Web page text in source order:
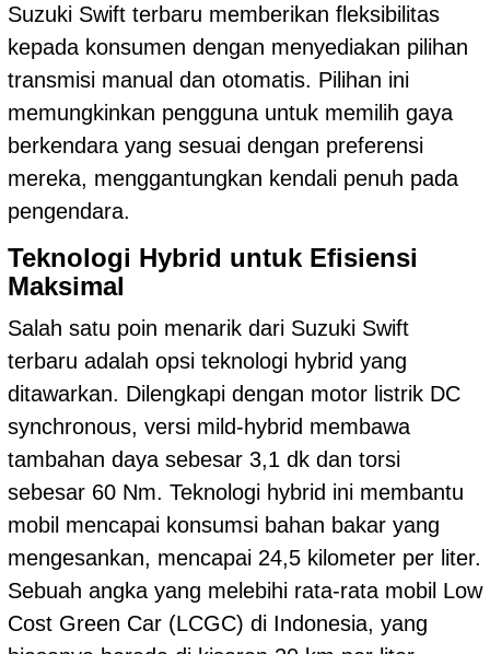
Suzuki Swift terbaru memberikan fleksibilitas
kepada konsumen dengan menyediakan pilihan
transmisi manual dan otomatis. Pilihan ini
memungkinkan pengguna untuk memilih gaya
berkendara yang sesuai dengan preferensi
mereka, menggantungkan kendali penuh pada
pengendara.
Teknologi Hybrid untuk Efisiensi
Maksimal
Salah satu poin menarik dari Suzuki Swift
terbaru adalah opsi teknologi hybrid yang
ditawarkan. Dilengkapi dengan motor listrik DC
synchronous, versi mild-hybrid membawa
tambahan daya sebesar 3,1 dk dan torsi
sebesar 60 Nm. Teknologi hybrid ini membantu
mobil mencapai konsumsi bahan bakar yang
mengesankan, mencapai 24,5 kilometer per liter.
Sebuah angka yang melebihi rata-rata mobil Low
Cost Green Car (LCGC) di Indonesia, yang